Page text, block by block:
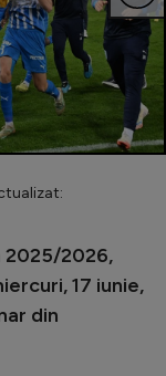
2025/2026,
17 iunie,
din